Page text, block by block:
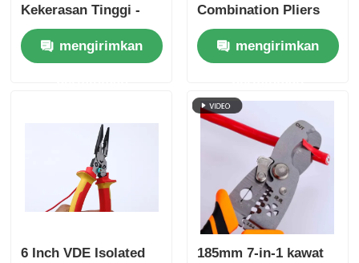
Kekerasan Tinggi -
Stripper Pemotongan
Kawat & Plies
Kombinasi untuk
mengirimkan
Combination Pliers
mengirimkan
6 Inch VDE Isolated
185mm 7-in-1 kawat